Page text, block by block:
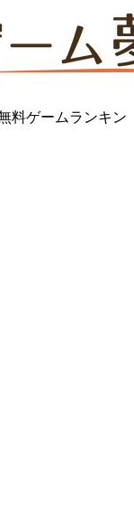
料ゲームランキン